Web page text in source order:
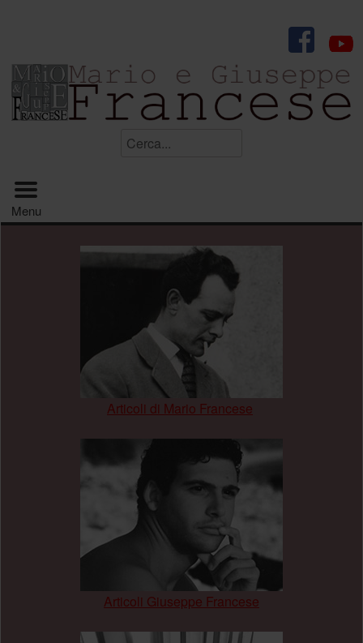
Menu principale
Menu
Articoli di Mario Francese
Articoli Giuseppe Francese